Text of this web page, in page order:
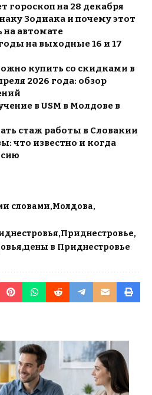
гороскоп на 28 декабря
Зодиака и почему этот
на автомате
на выходные 16 и 17
купить со скидками в
2026 года: обзор
в USM в Молдове в
стаж работы в Словакии
что известно и когда
словами Молдова
Приднестровье
цены в Приднестровье